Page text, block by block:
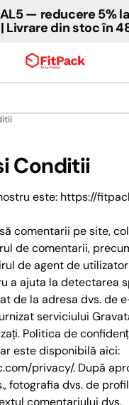
— reducere 5%
Livrare din stoc în
Conditii
este: https://
comentarii pe site,
de comentarii,
de agent de
a ajuta la detectarea
de la adresa dvs. de
serviciului
Politica de
este disponibilă aici:
privacy/. După
fotografia dvs. de